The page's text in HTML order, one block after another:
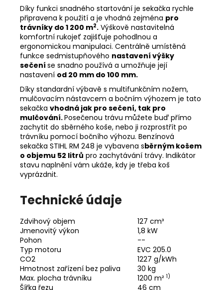
Díky funkci snadného startování je sekačka rychle
připravena k použití a je vhodná zejména pro
trávníky do 1 200 m2. Výškově nastavitelná
komfortní rukojeť zajišťuje pohodlnou a
ergonomickou manipulaci. Centrálně umístěná
funkce sedmistupňového nastavení výšky
sečení se snadno používá a umožňuje její
nastavení od 20 mm do 100 mm.
Díky standardní výbavě s multifunkčním nožem,
mulčovacím nástavcem a bočním výhozem je tato
sekačka vhodná jak pro sečení, tak pro
mulčování.Posečenou trávu můžete buď přímo
zachytit do sběrného koše, nebo ji rozprostřít po
trávníku pomocí bočního výhozu. Benzínová
sekačka STIHL RM 248 je vybavena sběrným košem
o objemu 52 litrů pro zachytávání trávy. Indikátor
stavu naplnění vám ukáže, kdy je třeba koš
vyprázdnit.
Technické údaje
Zdvihový objem
127 cm³
Jmenovitý výkon
1,8 kW
Pohon
--
Typ motoru
EVC 205.0
CO2
1227 g/kWh
Hmotnost zařízení bez paliva
30 kg
Max. plocha trávníku
1200 m² 1)
Šířka řezu 46 cm